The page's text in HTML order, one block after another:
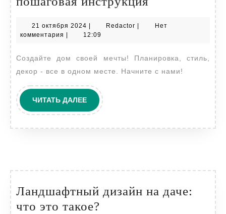
или
пошаговая
инструкция
21 октября 2024 21
октября
Redactor Redactor
Нет
комментария
12:09
Создайте дом своей мечты! Планировка, стиль,
декор - все в одном месте. Начните с нами!
ЧИТАТЬ ДАЛЕЕЧИТАТЬ
ДАЛЕЕ
Ландшафтный дизайн на даче:
что это такое?